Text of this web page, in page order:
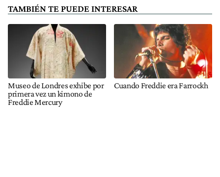
TAMBIÉN TE PUEDE INTERESAR
Museo de Londres exhibe por
primera vez un kimono de
Freddie Mercury
Cuando Freddie era Farrockh